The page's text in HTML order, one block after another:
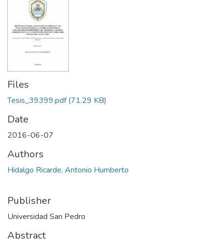
Files
Tesis_39399.pdf(71.29 KB)
Date
2016-06-07
Authors
Hidalgo Ricarde, Antonio Humberto
Publisher
Universidad San Pedro
Abstract